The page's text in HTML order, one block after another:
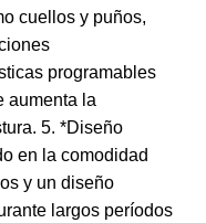
cuellos y puños,
programables
aumenta la
5. *Diseño
en la comodidad
y un diseño
largos períodos